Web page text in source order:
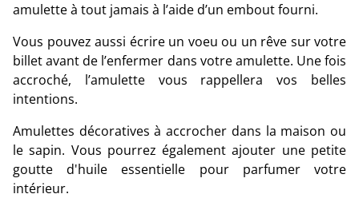
amulette à tout jamais à l’aide d’un embout fourni.
Vous pouvez aussi écrire un voeu ou un rêve sur votre
billet avant de l’enfermer dans votre amulette. Une fois
accroché, l’amulette vous rappellera vos belles
intentions.
Amulettes décoratives à accrocher dans la maison ou
le sapin. Vous pourrez également ajouter une petite
goutte d'huile essentielle pour parfumer votre
intérieur.